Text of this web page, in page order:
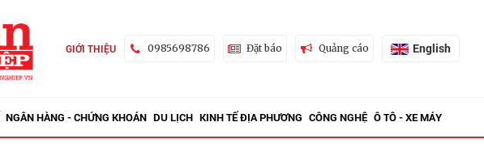
GIỚI THIỆU 0985698786 Đặt báo Quảng cáo English
NGÂN HÀNG - CHỨNG KHOÁN DU LỊCH KINH TẾ ĐỊA PHƯƠNG CÔNG NGHỆ Ô TÔ - XE MÁY